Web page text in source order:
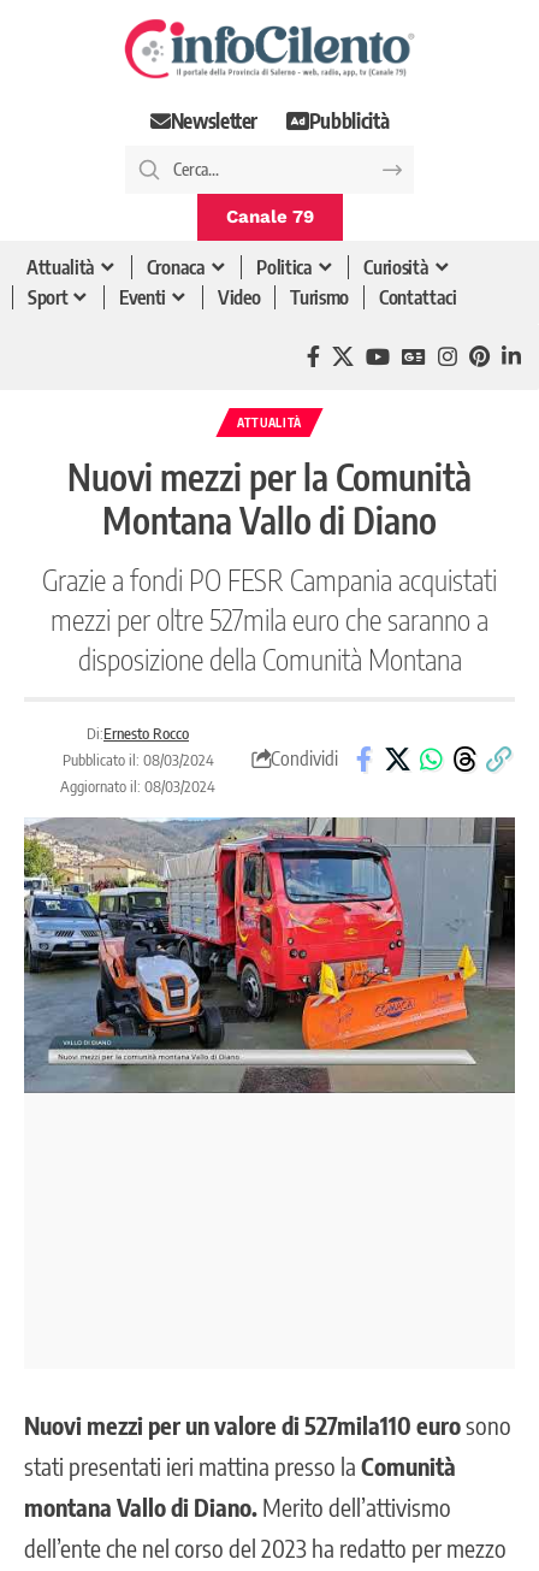
Newsletter Pubblicità
Canale 79
Attualità Cronaca Politica
Curiosità
Sport
Eventi Video Turismo Contattaci
ATTUALITÀ
Nuovi mezzi per la Comunità
Montana Vallo di Diano
Grazie a fondi PO FESR Campania acquistati
mezzi per oltre 527mila euro che saranno a
disposizione della Comunità Montana
Di:Ernesto Rocco
Pubblicato il: 08/03/2024
Aggiornato il: 08/03/2024
Condividi
Nuovi mezzi per un valore di 527mila110 eurosono
stati presentati ieri mattina presso la Comunità
montana Vallo di Diano. Merito dell’attivismo
dell’ente che nel corso del 2023 ha redatto per mezzo